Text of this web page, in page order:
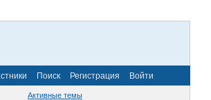
Поиск Регистрация Войти
Активные темы